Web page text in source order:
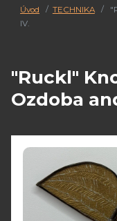
Úvod TECHNIKA
IV.
"Ruckl"
Ozdoba